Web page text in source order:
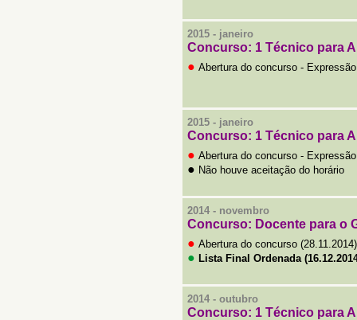
2015 - janeiro
Concurso: 1 Técnico para
● Abertura do concurso -
2015 - janeiro
Concurso: 1 Técnico para
● Abertura do concurso -
● Não houve aceitação do horário
2014 - novembro
Concurso: Docente para o
● Abertura do concurso (28.11.2014)
● Lista Final Ordenada
2014 - outubro
Concurso: 1 Técnico para